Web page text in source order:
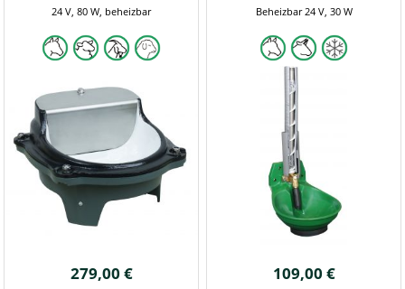
24 V, 80 W, beheizbar
279,00 €
Beheizbar 24 V, 30 W
109,00 €